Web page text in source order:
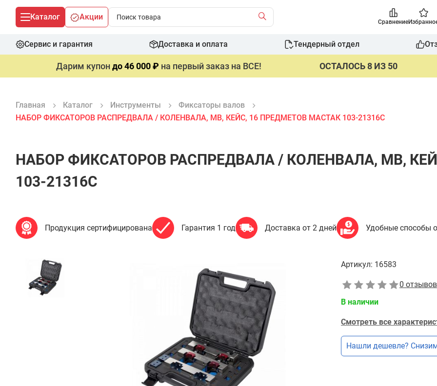
Каталог Акции
Сравнение
Сервис и гарантия Доставка и оплата Тендерный отдел
Дарим купондо 46 000 ₽ на первый заказ на ВСЕ! ОСТАЛОСЬ 8 ИЗ 50
Главная Каталог Инструменты
Фиксаторы валов
НАБОР ФИКСАТОРОВ РАСПРЕДВАЛА / КОЛЕНВАЛА, MB, КЕЙС, 16 ПРЕДМЕТОВ МАСТАК 103-21316C
НАБОР ФИКСАТОРОВ РАСПРЕДВАЛА / КОЛЕНВАЛА, MB,
103-21316C
Продукция сертифицирована Гарантия 1 год Доставка от 2 дней Удобные способы
Артикул: 16583
0 отзывов
В наличии
Смотреть все
Нашли дешевле?